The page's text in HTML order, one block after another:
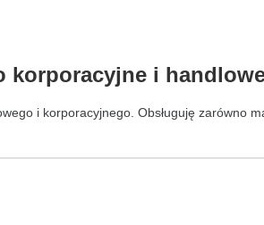
korporacyjne i
i korporacyjnego. Obsługuję zarówno